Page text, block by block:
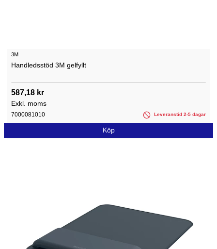
3M
Handledsstöd 3M gelfyllt
587,18 kr
Exkl. moms
7000081010 Leveranstid 2-5 dagar
Köp